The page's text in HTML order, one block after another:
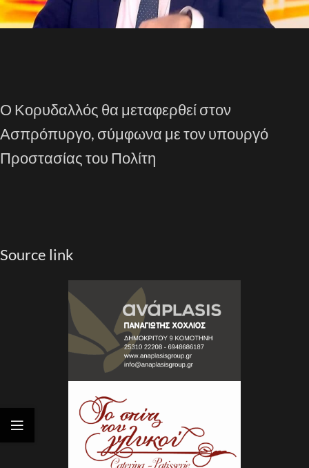
Ο Κορυδαλλός θα μεταφερθεί στον
Ασπρόπυργο, σύμφωνα με τον υπουργό
Προστασίας του Πολίτη
Source link